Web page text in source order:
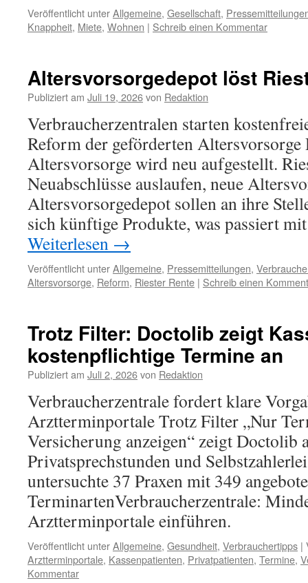
Veröffentlicht unterAllgemeine, Gesellschaft,
Knappheit, Miete, Wohnen | Schreib einen Kommentar
Altersvorsorgedepot löst
Publiziert am Juli 19, 2026von Redaktion
Verbraucherzentralen starten
Reform der geförderten
Altersvorsorge wird neu aufgestellt.
Neuabschlüsse auslaufen, neue
Altersvorsorgedepot sollen an ihre
sich künftige Produkte, was passiert
Weiterlesen →
Veröffentlicht unterAllgemeine, Pressemitteilungen,
Altersvorsorge, Reform, Riester Rente | Schreib einen
Trotz Filter: Doctolib zeigt
kostenpflichtige Termine an
Publiziert am Juli 2, 2026von Redaktion
Verbraucherzentrale fordert klare
Arztterminportale Trotz Filter „Nur
Versicherung anzeigen“ zeigt Doctolib
Privatsprechstunden und
untersuchte 37 Praxen mit 349
TerminartenVerbraucherzentrale:
Arztterminportale einführen.
Veröffentlicht unterAllgemeine, Gesundheit, Verbrauchertipps |
Arztterminportale, Kassenpatienten, Privatpatienten, Termine,
Kommentar